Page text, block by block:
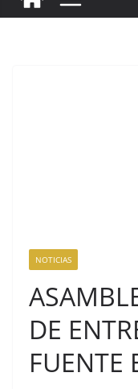
NOTICIAS
DE
FUENTE